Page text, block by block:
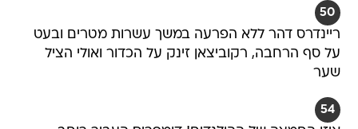
50
ריינדרס דהר ללא הפרעה במשך עשרות מטרים ובעט
על סף הרחבה, רקוביצאן זינק על הכדור ואולי הציל
שער
54